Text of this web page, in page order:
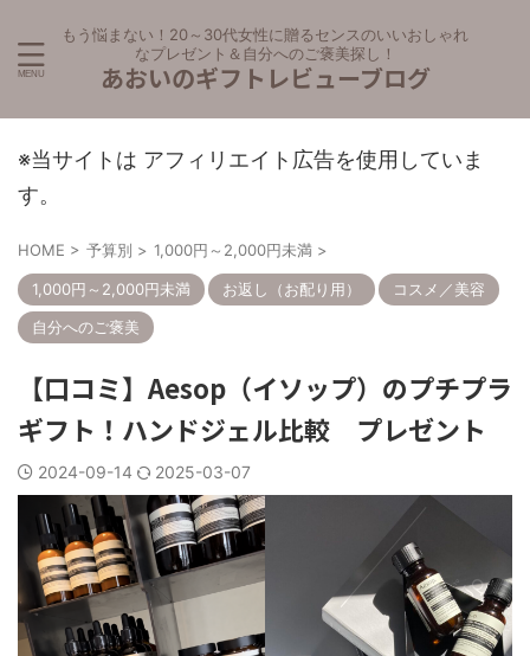
もう悩まない！20～30代女性に贈るセンスのいいおしゃれ
なプレゼント＆自分へのご褒美探し！
あおいのギフトレビューブログ
※当サイトは アフィリエイト広告を使用していま
す。
HOME > 予算別 > 1,000円～2,000円未満 >
1,000円～2,000円未満 お返し（お配り用）
コスメ／美容
自分へのご褒美
【口コミ】Aesop（イソップ）のプチプラ
ギフト！ハンドジェル比較 プレゼント
2024-09-14 2025-03-07